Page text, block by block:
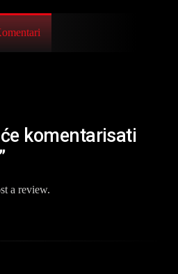
komentarisati
a review.